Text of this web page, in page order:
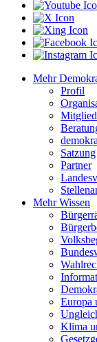
Mehr
Profil
Satzung
Partner
Mehr Wissen
Europa
Klima